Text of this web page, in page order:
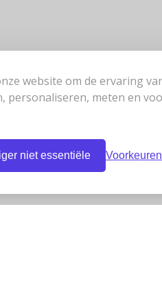
website om de ervaring
personaliseren, meten en
niet essentiële Voorkeuren